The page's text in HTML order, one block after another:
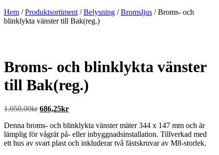
Hem /Produktsortiment /Belysning /Bromsljus / Broms- och
blinklykta vänster till Bak(reg.)
Broms- och blinklykta vänster
till Bak(reg.)
1.050,00kr Det
priset
var:
1.050,00kr.
686,25krDet
priset
är:
686,25kr.
Denna broms- och blinklykta vänster mäter 344 x 147 mm och är
lämplig för vågrät på- eller inbyggnadsinstallation. Tillverkad med
ett hus av svart plast och inkluderar två fästskruvar av M8-storlek.